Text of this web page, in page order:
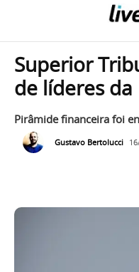
Superior
de líderes da
Pirâmide financeira foi
Gustavo Bertolucci